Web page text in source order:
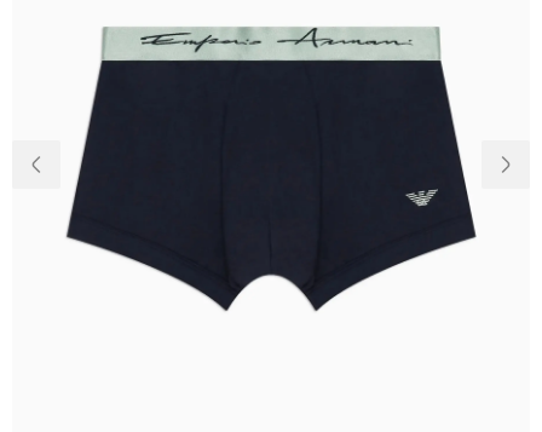
оплата
Новости
Возвращение
+38(050)4840005